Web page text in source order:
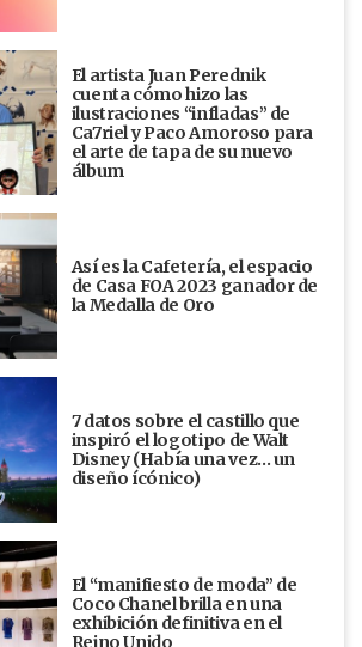
El artista Juan Perednik
cuenta cómo hizo las
ilustraciones “infladas” de
Ca7riel y Paco Amoroso para
el arte de tapa de su nuevo
álbum
Así es la Cafetería, el espacio
de Casa FOA 2023 ganador de
la Medalla de Oro
7 datos sobre el castillo que
inspiró el logotipo de Walt
Disney (Había una vez... un
diseño ícónico)
El “manifiesto de moda” de
Coco Chanel brilla en una
exhibición definitiva en el
Reino Unido